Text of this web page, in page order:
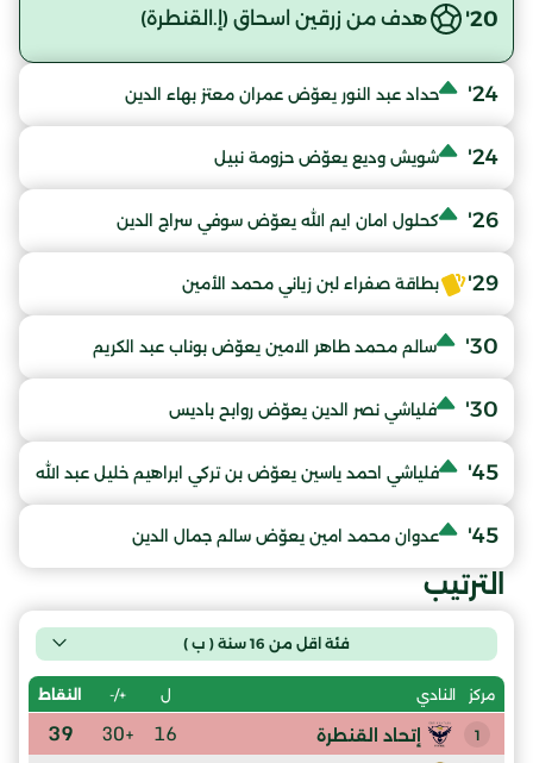
20' هدف من زرقين اسحاق (إ.القنطرة)
24' حداد عبد النور يعوّض عمران معتز بهاء الدين
24' شويش وديع يعوّض حزومة نبيل
26' كحلول امان ايم الله يعوّض سوفي سراج الدين
29' بطاقة صفراء لبن زياني محمد الأمين
30' سالم محمد طاهر الامين يعوّض بوناب عبد الكريم
30' فلياشي نصر الدين يعوّض روابح باديس
45' فلياشي احمد ياسين يعوّض بن تركي ابراهيم خليل عبد الله
45' عدوان محمد امين يعوّض سالم جمال الدين
الترتيب
فئة اقل من 16 سنة ( ب )
مركز النادي ل +/- النقاط
1 إتحاد القنطرة 16
+30
39